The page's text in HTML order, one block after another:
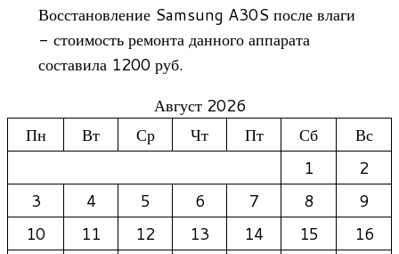
Восстановление Samsung A30S после влаги
- стоимость ремонта данного аппарата
составила 1200 руб.
Август 2026
Пн
Вт Ср Чт Пт Сб
Вс
1
2
3
4 5 6 7 8
9
10
11 12 13 14 15
16